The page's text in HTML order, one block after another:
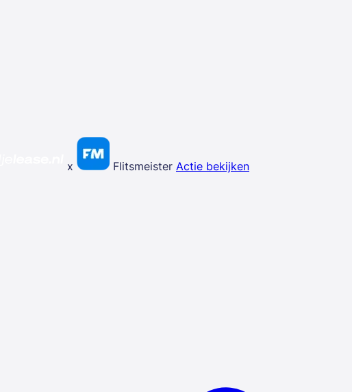
x Flitsmeister Actie bekijken